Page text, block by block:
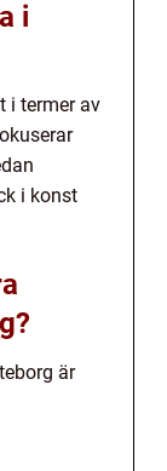
i
i termer av
i konst
är